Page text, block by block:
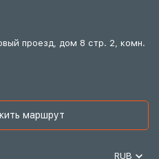
проезд, дом 8 стр. 2, комн.
маршрут
RUB